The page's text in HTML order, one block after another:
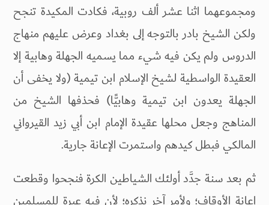
ومجموعهما اثنا عشر ألف روبية، فكادت المكيدة تنجح
ولكن الشيخ بادر بالتوجه إلى بغداد وعرض عليهم منهاج
الدروس ولم يكن فيه شيء مما يسميه الجهلة وهابية إلا
العقيدة الواسطية لشيخ الإسلام ابن تيمية (ولا يخفى أن
الجهلة يعدون ابن تيمية وهابيًّا) فحذفها الشيخ من
المناهج وجعل محلها عقيدة الإمام ابن أبي زيد القيرواني
المالكي فبطل كيدهم واستمرت الإعانة جارية.
ثم بعد سنة جدَّد أولئك الشياطين الكرة فنجحوا وقطعت
إعانة الأوقاف؛ ولأمر آخر نذكره؛ لأن فيه عبرة للمسلمين